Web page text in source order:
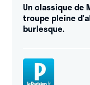
Un classique de
troupe pleine
burlesque.